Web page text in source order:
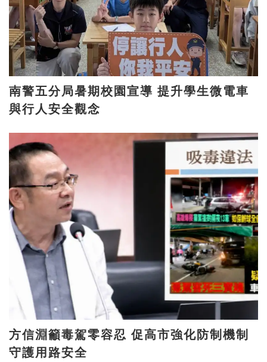
南警五分局暑期校園宣導 提升學生微電車
與行人安全觀念
方信淵籲毒駕零容忍 促高市強化防制機制
守護用路安全